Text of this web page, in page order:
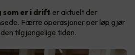
som er i drift er aktuelt der
Færre operasjoner per løp gjør
tilgjengelige tiden.